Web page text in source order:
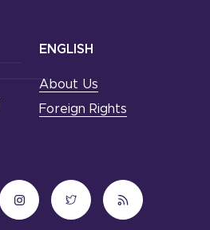
ENGLISH
About Us
Foreign Rights